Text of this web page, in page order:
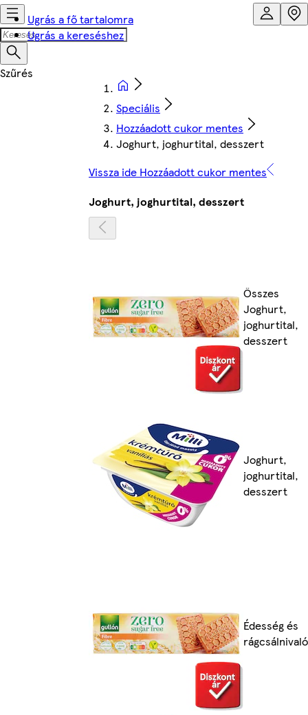
Ugrás a fő tartalomra
Ugrás a kereséshez
Speciális
Hozzáadott cukor mentes
Joghurt, joghurtital, desszert
Vissza ide Hozzáadott cukor mentes
Joghurt, joghurtital, desszert
Összes
Joghurt,
joghurtital,
desszert
Joghurt,
joghurtital,
desszert
Édesség és
rágcsálnivaló